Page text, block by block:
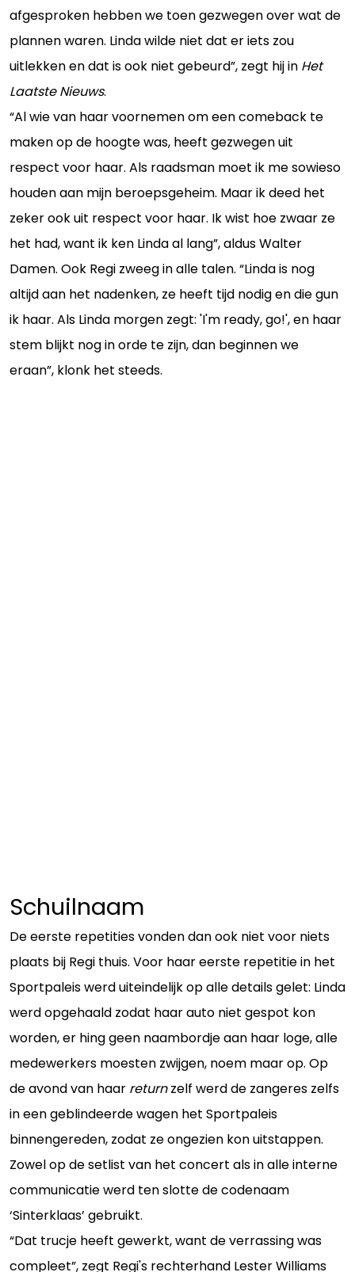
afgesproken hebben we toen gezwegen over wat de
plannen waren. Linda wilde niet dat er iets zou
uitlekken en dat is ook niet gebeurd”, zegt hij in Het
Laatste Nieuws.
“Al wie van haar voornemen om een comeback te
maken op de hoogte was, heeft gezwegen uit
respect voor haar. Als raadsman moet ik me sowieso
houden aan mijn beroepsgeheim. Maar ik deed het
zeker ook uit respect voor haar. Ik wist hoe zwaar ze
het had, want ik ken Linda al lang”, aldus Walter
Damen. Ook Regi zweeg in alle talen. “Linda is nog
altijd aan het nadenken, ze heeft tijd nodig en die gun
ik haar. Als Linda morgen zegt: 'I'm ready, go!', en haar
stem blijkt nog in orde te zijn, dan beginnen we
eraan”, klonk het steeds.
Schuilnaam
De eerste repetities vonden dan ook niet voor niets
plaats bij Regi thuis. Voor haar eerste repetitie in het
Sportpaleis werd uiteindelijk op alle details gelet: Linda
werd opgehaald zodat haar auto niet gespot kon
worden, er hing geen naambordje aan haar loge, alle
medewerkers moesten zwijgen, noem maar op. Op
de avond van haar returnzelf werd de zangeres zelfs
in een geblindeerde wagen het Sportpaleis
binnengereden, zodat ze ongezien kon uitstappen.
Zowel op de setlist van het concert als in alle interne
communicatie werd ten slotte de codenaam
‘Sinterklaas’ gebruikt.
“Dat trucje heeft gewerkt, want de verrassing was
compleet”, zegt Regi's rechterhand Lester Williams